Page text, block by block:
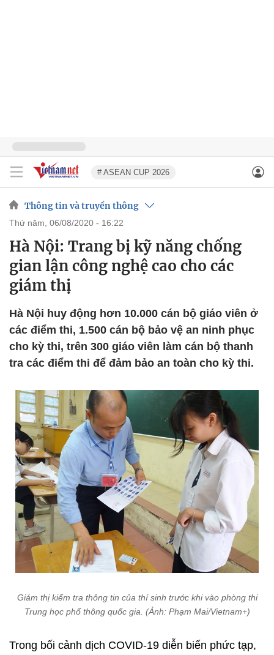
# ASEAN CUP 2026
Thông tin và truyền thông
thứ năm, 06/08/2020 - 16:22
Hà Nội: Trang bị kỹ năng chống
gian lận công nghệ cao cho các
giám thị
Hà Nội huy động hơn 10.000 cán bộ giáo viên ở
các điểm thi, 1.500 cán bộ bảo vệ an ninh phục
cho kỳ thi, trên 300 giáo viên làm cán bộ thanh
tra các điểm thi để đảm bảo an toàn cho kỳ thi.
Giám thị kiểm tra thông tin của thí sinh trước khi vào phòng thi
Trung học phổ thông quốc gia. (Ảnh: Phạm Mai/Vietnam+)
Trong bối cảnh dịch COVID-19 diễn biến phức tạp,